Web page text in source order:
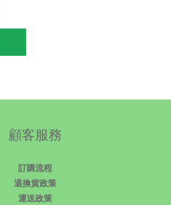
顧客服務
訂購流程
退換貨政策
運送政策